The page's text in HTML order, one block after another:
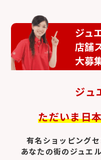
ジュ
店舗
大募
ジュ
ただいま日
有名ショッピング
あなたの街のジュエ